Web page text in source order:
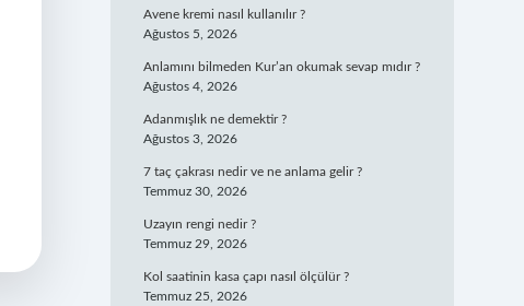
Avene kremi nasıl kullanılır ?
Ağustos 5, 2026
Anlamını bilmeden Kur’an okumak sevap mıdır ?
Ağustos 4, 2026
Adanmışlık ne demektir ?
Ağustos 3, 2026
7 taç çakrası nedir ve ne anlama gelir ?
Temmuz 30, 2026
Uzayın rengi nedir ?
Temmuz 29, 2026
Kol saatinin kasa çapı nasıl ölçülür ?
Temmuz 25, 2026